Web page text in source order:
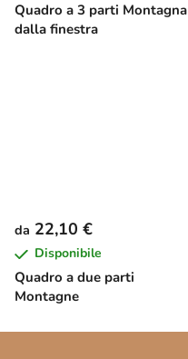
Quadro a 3 parti Montagna
dalla finestra
Quadro a due parti
Montagne
da 22,10 €
Disponibile